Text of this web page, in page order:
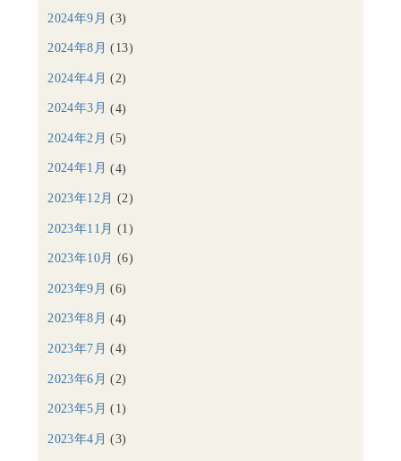
2024年9月 (3)
2024年8月 (13)
2024年4月 (2)
2024年3月 (4)
2024年2月 (5)
2024年1月 (4)
2023年12月 (2)
2023年11月 (1)
2023年10月 (6)
2023年9月 (6)
2023年8月 (4)
2023年7月 (4)
2023年6月 (2)
2023年5月 (1)
2023年4月 (3)